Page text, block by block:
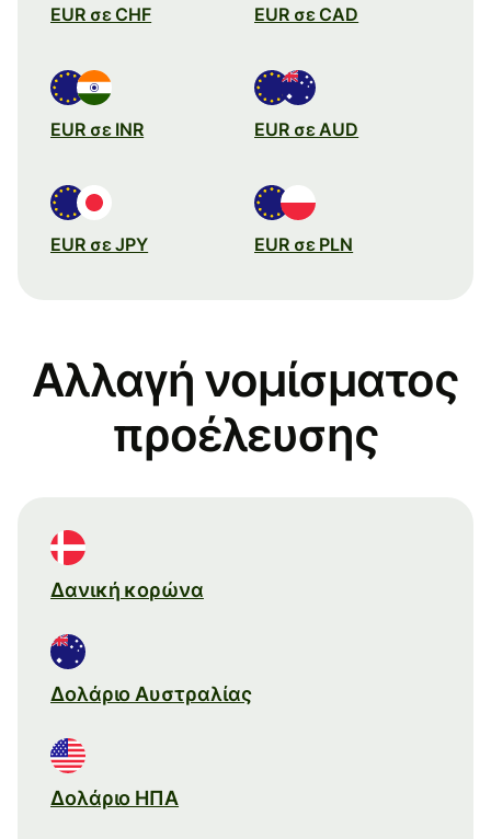
EUR σε CHF EUR σε CAD
EUR σε INR EUR σε AUD
EUR σε JPY EUR σε PLN
Αλλαγή νομίσματος
προέλευσης
Δανική κορώνα
Δολάριο Αυστραλίας
Δολάριο ΗΠΑ